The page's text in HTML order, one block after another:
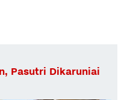
Pasutri Dikaruniai